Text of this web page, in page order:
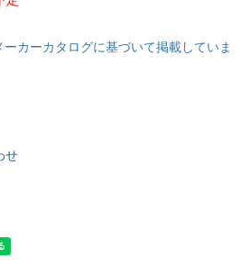
カーカタログに基づいて掲載していま
せ